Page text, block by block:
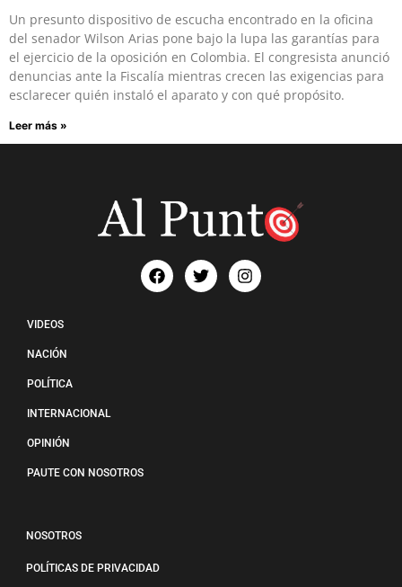
Un presunto dispositivo de escucha encontrado en la oficina
del senador Wilson Arias pone bajo la lupa las garantías para
el ejercicio de la oposición en Colombia. El congresista anunció
denuncias ante la Fiscalía mientras crecen las exigencias para
esclarecer quién instaló el aparato y con qué propósito.
Leer más »
VIDEOS
NACIÓN
POLÍTICA
INTERNACIONAL
OPINIÓN
PAUTE CON NOSOTROS
NOSOTROS
POLÍTICAS DE PRIVACIDAD